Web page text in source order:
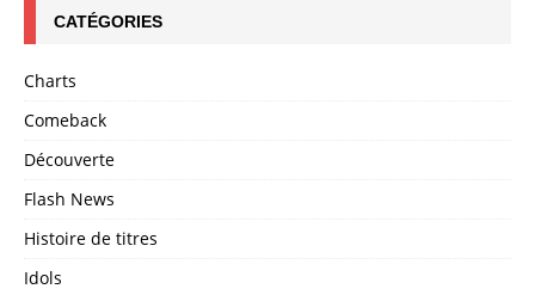
CATÉGORIES
Charts
Comeback
Découverte
Flash News
Histoire de titres
Idols